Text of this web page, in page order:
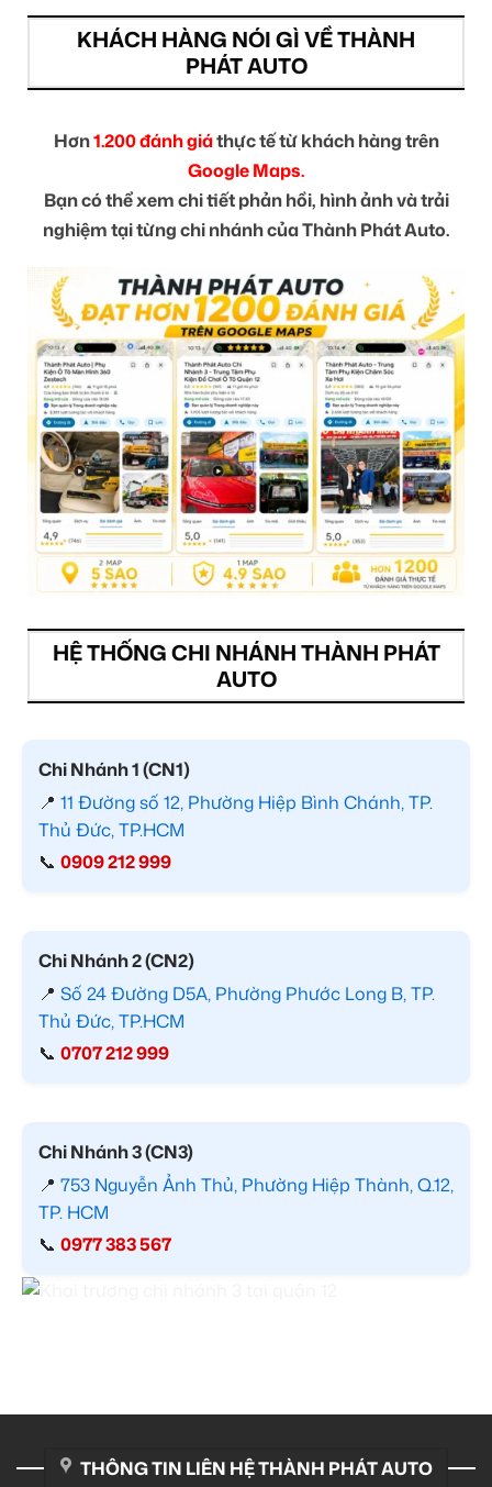
KHÁCH HÀNG NÓI GÌ VỀ THÀNH
PHÁT AUTO
Hơn1.200 đánh giáthực tế từ khách hàng trên
Google Maps.
Bạn có thể xem chi tiết phản hồi, hình ảnh và trải
nghiệm tại từng chi nhánh của Thành Phát Auto.
HỆ THỐNG CHI NHÁNH THÀNH PHÁT
AUTO
Chi Nhánh 1 (CN1)
📍 11 Đường số 12, Phường Hiệp Bình Chánh, TP.
Thủ Đức, TP.HCM
📞 0909 212 999
Chi Nhánh 2 (CN2)
📍 Số 24 Đường D5A, Phường Phước Long B, TP.
Thủ Đức, TP.HCM
📞 0707 212 999
Chi Nhánh 3 (CN3)
📍 753 Nguyễn Ảnh Thủ, Phường Hiệp Thành, Q.12,
TP. HCM
📞 0977 383 567
THÔNG TIN LIÊN HỆ THÀNH PHÁT AUTO